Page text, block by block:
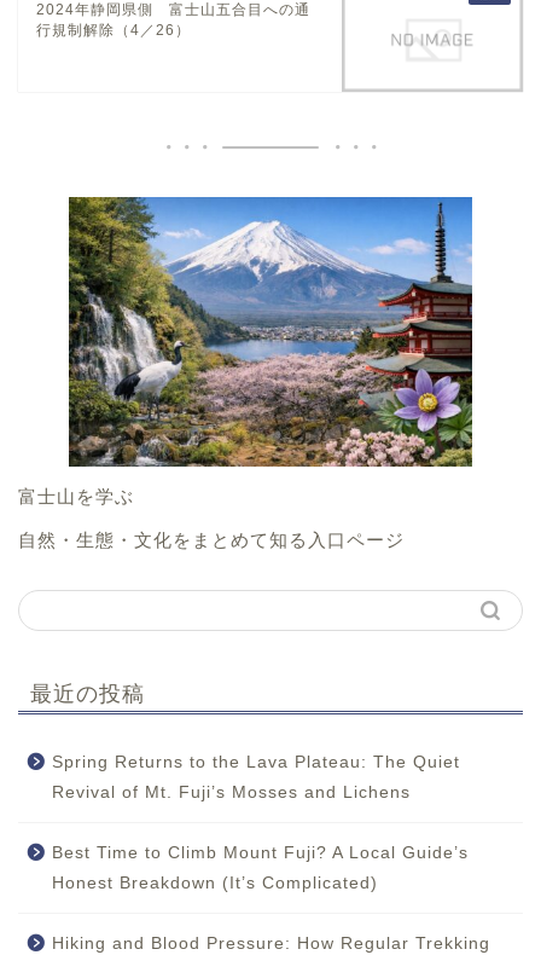
2024年静岡県側 富士山五合目への通
行規制解除（4／26）
富士山を学ぶ
自然・生態・文化をまとめて知る入口ページ
最近の投稿
Spring Returns to the Lava Plateau: The Quiet
Revival of Mt. Fuji’s Mosses and Lichens
Best Time to Climb Mount Fuji? A Local Guide’s
Honest Breakdown (It’s Complicated)
Hiking and Blood Pressure: How Regular Trekking